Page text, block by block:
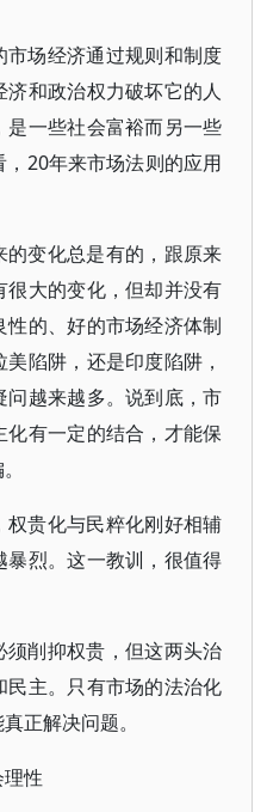
市场经济通过规则和制度
和政治权力破坏它的人
一些社会富裕而另一些
20年来市场法则的应用
变化总是有的，跟原来
大的变化，但却并没有
的、好的市场经济体制
陷阱，还是印度陷阱，
越来越多。说到底，市
有一定的结合，才能保
权贵化与民粹化刚好相辅
烈。这一教训，很值得
削抑权贵，但这两头治
主。只有市场的法治化
正解决问题。
性